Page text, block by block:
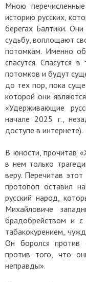
Мною
историю русских,
берегах Балтики.
судьбу, воплощают
потомкам. Именно
спасутся. Спасутся
потомков и будут
до тех пор, пока
которой они
«Удерживающие
начале 2025 г.,
доступе в интернете).
В юности, прочитав
в нем только
веру. Перечитав
протопоп оставил
русский народ,
Михайловиче
брадобрейством и с
табакокурением,
Он боролся против
против того, что
неправды».